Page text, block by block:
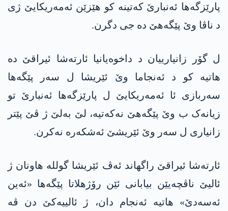
پارێزگەها ئەنبارێ کەتینە کو هێزێن ئەمەریکایێ ژی
د ناڤا وێ پێگەهێ دە جی دگرن.
ل گۆر زانیارییان د داخوەیانیا ئارتەشا ئیراقێ دە
هاتیە کو د ئەنجاما وێ ئێریشا ل سەر پێگەها
سەربازی ئا ئەمەریکایێ ل پارێزگەها ئەنبارێ تو
زیانەک ب وێ پێگەهێ نەکەتیە، لێ بەلێ ژ ڤێ پێتر
زانیاری ل سەر وێ ئێریشێ ئەشکەرە نەکرن.
ئارتەشا ئیراقێ راگهاند ئەڤ ئێریشا گولله‌ هاونان ژ
ئالیێ ناڤچەیێن بیابانی ئێن رۆژهلاتا پێگەها «ئەین
ئەسەدێ» هاتیە ئەنجام دان، ژ ئالییه‌كێ دن ڤه‌